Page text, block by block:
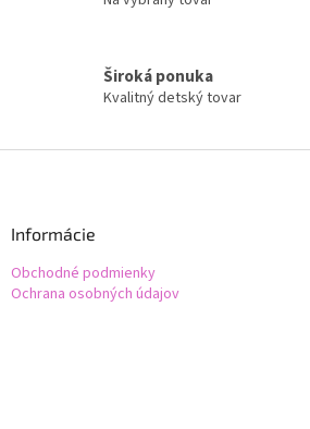
Široká ponuka
Kvalitný detský tovar
Informácie
Obchodné podmienky
Ochrana osobných údajov